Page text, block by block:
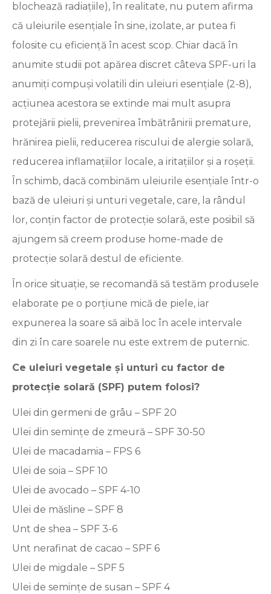
blochează radiațiile), în realitate, nu putem afirma
că uleiurile esențiale în sine, izolate, ar putea fi
folosite cu eficiență în acest scop. Chiar dacă în
anumite studii pot apărea discret câteva SPF-uri la
anumiți compuși volatili din uleiuri esențiale (2-8),
acțiunea acestora se extinde mai mult asupra
protejării pielii, prevenirea îmbătrânirii premature,
hrănirea pielii, reducerea riscului de alergie solară,
reducerea inflamațiilor locale, a iritațiilor și a roșeții.
În schimb, dacă combinăm uleiurile esențiale într-o
bază de uleiuri și unturi vegetale, care, la rândul
lor, conțin factor de protecție solară, este posibil să
ajungem să creem produse home-made de
protecție solară destul de eficiente.
În orice situație, se recomandă să testăm produsele
elaborate pe o porțiune mică de piele, iar
expunerea la soare să aibă loc în acele intervale
din zi în care soarele nu este extrem de puternic.
Ce uleiuri vegetale și unturi cu factor de
protecție solară (SPF) putem folosi?
Ulei din germeni de grâu – SPF 20
Ulei din seminţe de zmeură – SPF 30-50
Ulei de macadamia – FPS 6
Ulei de soia – SPF 10
Ulei de avocado – SPF 4-10
Ulei de măsline – SPF 8
Unt de shea – SPF 3-6
Unt nerafinat de cacao – SPF 6
Ulei de migdale – SPF 5
Ulei de seminţe de susan – SPF 4